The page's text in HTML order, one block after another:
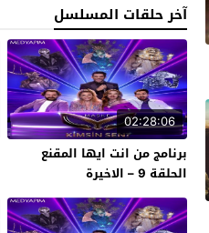
آخر حلقات المسلسل
02:28:06
برنامج من انت ايها المقنع
الحلقة 9 – الاخيرة